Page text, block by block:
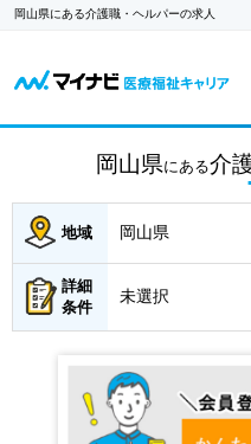
岡山県にある介護職・ヘルパーの求人
岡山県にある介
地域 岡山県
詳細
条件
未選択